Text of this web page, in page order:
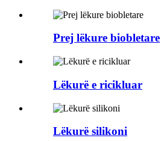
Prej lëkure biobletare
Lëkurë e ricikluar
Lëkurë silikoni